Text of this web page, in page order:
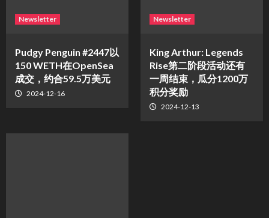
Newsletter
Pudgy Penguin #2447以
150 WETH在OpenSea
成交，约合59.5万美元
2024-12-16
Newsletter
King Arthur: Legends
Rise第二阶段活动还有
一周结束，瓜分1200万
积分奖励
2024-12-13